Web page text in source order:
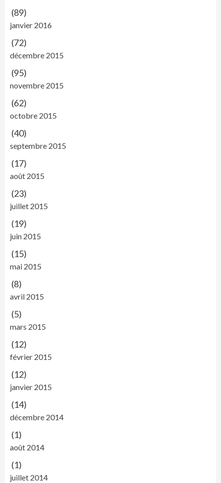
(89)
janvier 2016
(72)
décembre 2015
(95)
novembre 2015
(62)
octobre 2015
(40)
septembre 2015
(17)
août 2015
(23)
juillet 2015
(19)
juin 2015
(15)
mai 2015
(8)
avril 2015
(5)
mars 2015
(12)
février 2015
(12)
janvier 2015
(14)
décembre 2014
(1)
août 2014
(1)
juillet 2014